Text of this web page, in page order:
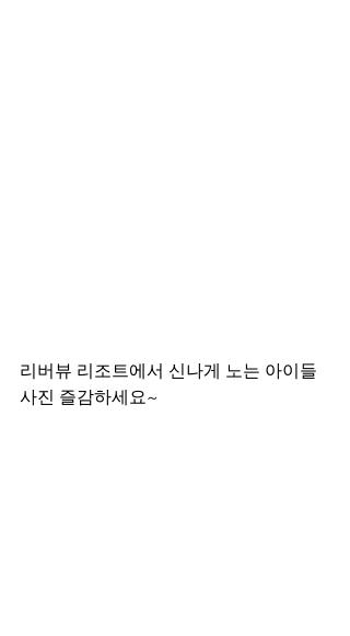
리버뷰 리조트에서 신나게 노는 아이들
사진 즐감하세요~